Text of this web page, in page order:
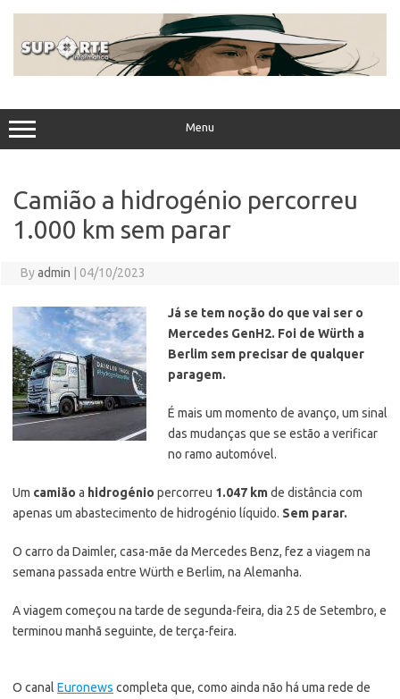
Menu
Camião a hidrogénio percorreu
1.000 km sem parar
Byadmin 04/10/2023
Já se tem noção do que vai ser o
Mercedes GenH2. Foi de Würth a
Berlim sem precisar de qualquer
paragem.
É mais um momento de avanço, um sinal
das mudanças que se estão a verificar
no ramo automóvel.
Um camião a hidrogénio percorreu 1.047 kmde distância com
apenas um abastecimento de hidrogénio líquido. Sem parar.
O carro da Daimler, casa-mãe da Mercedes Benz, fez a viagem na
semana passada entre Würth e Berlim, na Alemanha.
A viagem começou na tarde de segunda-feira, dia 25 de Setembro, e
terminou manhã seguinte, de terça-feira.
O canal Euronews completa que, como ainda não há uma rede de